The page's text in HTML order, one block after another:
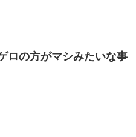
ロの方がマシみたいな事